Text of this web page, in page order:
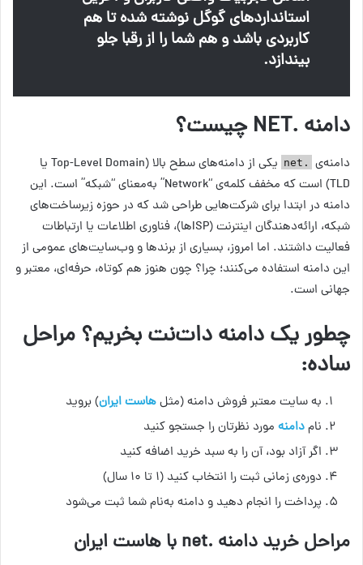
استانداردهای گوگل نوشته شده تا هم
کاربردی باشد و هم شما را از رقبا جلو
بیندازد.
دامنه .NET چیست؟
دامنه‌ی .net
یکی از دامنه‌های سطح بالا (Top-Level Domain یا
TLD) است که مخفف کلمه‌ی “Network” به‌معنای “شبکه” است. این
دامنه در ابتدا برای شرکت‌هایی طراحی شد که در حوزه زیرساخت‌های
شبکه، ارائه‌دهندگان اینترنت (ISPها)، فناوری اطلاعات یا ارتباطات
فعالیت داشتند. اما امروز، بسیاری از برندها و وب‌سایت‌های عمومی از
این دامنه استفاده می‌کنند؛ چرا؟ چون هنوز هم کوتاه، حرفه‌ای، معتبر و
جهانی است.
چطور یک دامنه دات‌نت بخریم؟ مراحل
ساده:
به سایت معتبر فروش دامنه (مثلهاست ایران) بروید
نامدامنه مورد نظرتان را جستجو کنید
اگر آزاد بود، آن را به سبد خرید اضافه کنید
دوره‌ی زمانی ثبت را انتخاب کنید (۱ تا ۱۰ سال)
پرداخت را انجام دهید و دامنه به‌نام شما ثبت می‌شود
مراحل خرید دامنه .net با هاست ایران